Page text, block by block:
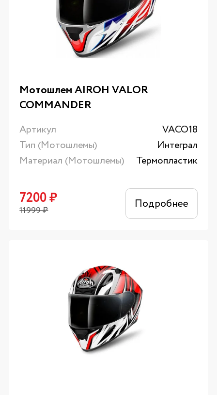
Мотошлем AIROH VALOR
COMMANDER
Артикул
VACO18
Тип (Мотошлемы)
Интеграл
Материал (Мотошлемы)
Термопластик
7200₽
11999₽ Подробнее